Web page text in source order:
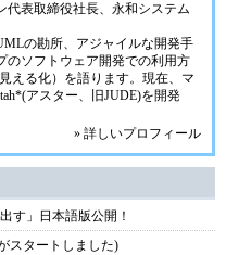
代表取締役社長、永和システム
の勘所、アジャイルな開発手
のソフトウェア開発での利用方
える化）を語ります。現在、マ
アスター、旧JUDE)を開発
» 詳しいプロフィール
す」日本語版公開！
スタートしました)